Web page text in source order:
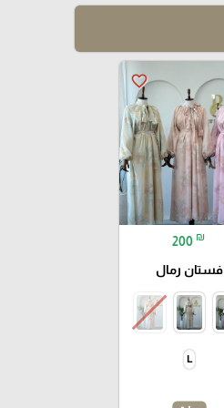
favorite_border
200 ₪
فستان رمال
L